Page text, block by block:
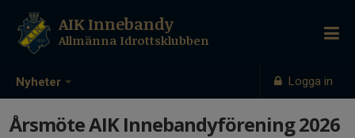
Nyheter Logga in
AIK Innebandy
Allmänna Idrottsklubben
Årsmöte AIK Innebandyförening 2026